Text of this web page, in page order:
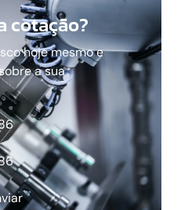
cotação?
hoje mesmo e
a sua